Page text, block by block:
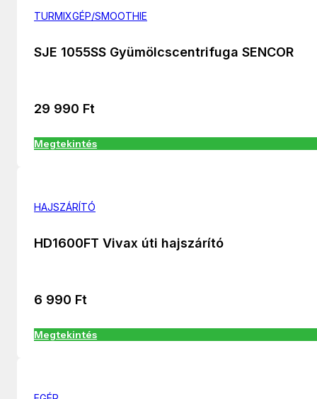
TURMIXGÉP/SMOOTHIE
SJE 1055SS Gyümölcscentrifuga SENCOR
29 990 Ft
Megtekintés
HAJSZÁRÍTÓ
HD1600FT Vivax úti hajszárító
6 990 Ft
Megtekintés